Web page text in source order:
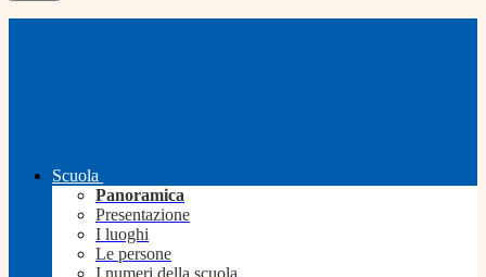
Scuola
Panoramica
Presentazione
I luoghi
Le persone